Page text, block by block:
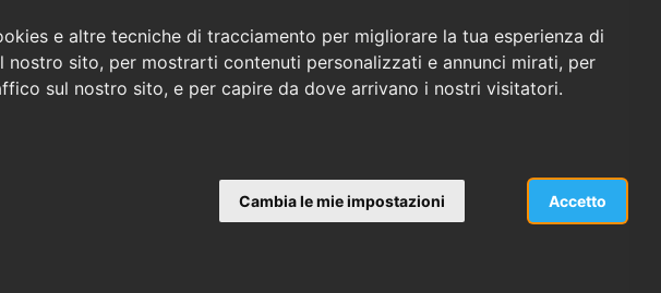
e altre tecniche di tracciamento per migliorare la tua esperienza di
nostro sito, per mostrarti contenuti personalizzati e annunci mirati, per
sul nostro sito, e per capire da dove arrivano i nostri visitatori.
Accetto
Cambia le mie impostazioni